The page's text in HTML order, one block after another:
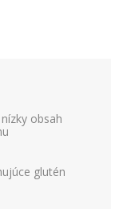
obsah
glutén